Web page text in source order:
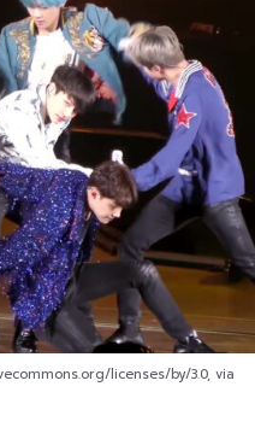
licenses/by/3.0, via